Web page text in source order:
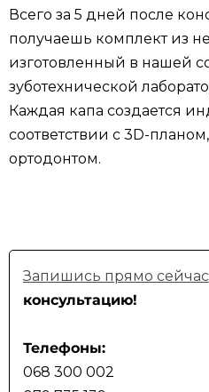
Всего за 5 дней после
получаешь комплект из
изготовленный в нашей
зуботехнической
Каждая капа создается
соответствии с 3D-
ортодонтом.
Запишись прямо сейчас
консультацию!
Телефоны:
068 300 002